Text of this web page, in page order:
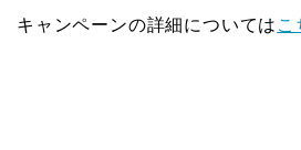
キャンペーンの詳細については こ